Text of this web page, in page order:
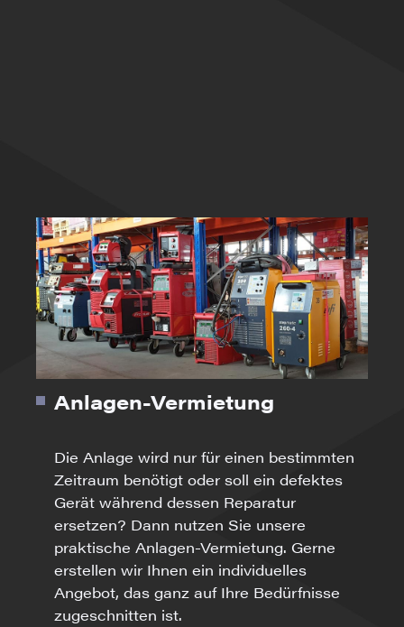
Anlagen-Vermietung
Die Anlage wird nur für einen bestimmten
Zeitraum benötigt oder soll ein defektes
Gerät während dessen Reparatur
ersetzen? Dann nutzen Sie unsere
praktische Anlagen-Vermietung. Gerne
erstellen wir Ihnen ein individuelles
Angebot, das ganz auf Ihre Bedürfnisse
zugeschnitten ist.